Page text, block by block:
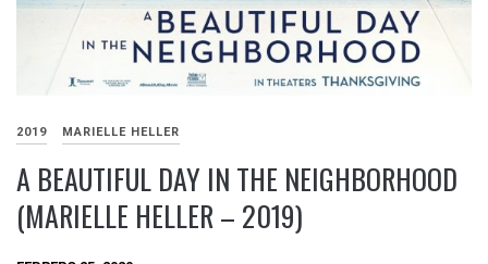
2019 MARIELLE HELLER
A BEAUTIFUL DAY IN THE NEIGHBORHOOD
(MARIELLE HELLER – 2019)